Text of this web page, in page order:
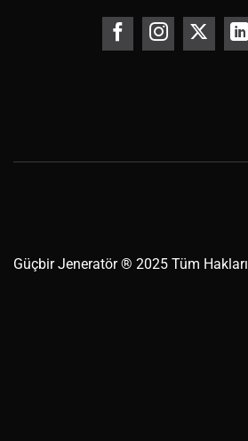
GüçbirJeneratör® 2025 Tüm Hakları